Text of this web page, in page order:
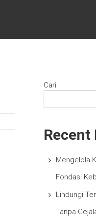
Cari
Recent
Mengelola
Fondasi
Lindungi
Tanpa